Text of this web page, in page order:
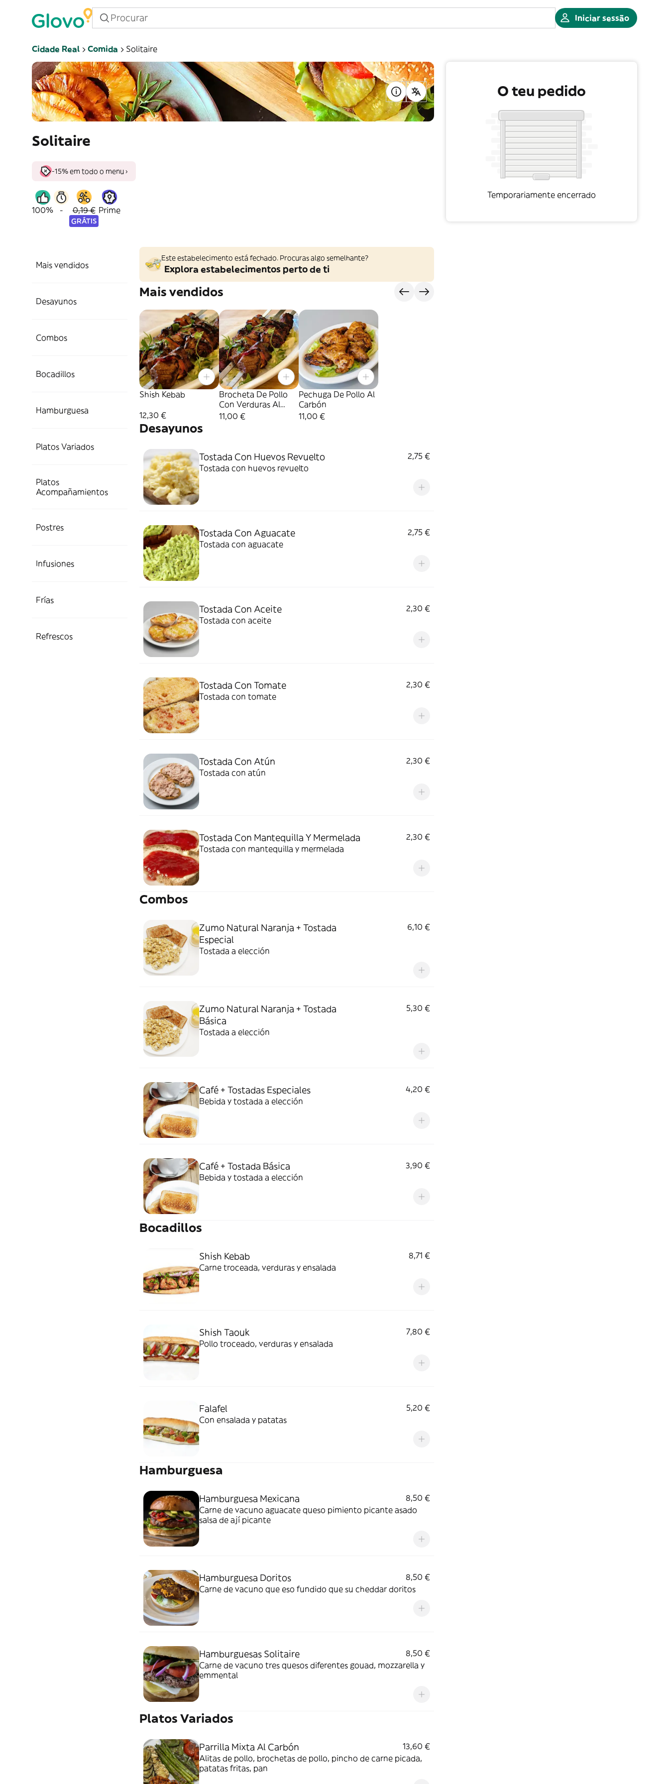
Iniciar sessão
Cidade Real Comida Solitaire
Solitaire
-15% em todo o menu ›
100% - 0,19 €
GRÁTIS
Prime
Mais vendidos
Desayunos
Combos
Bocadillos
Hamburguesa
Platos Variados
Platos
Acompañamientos
Postres
Infusiones
Frías
Refrescos
Este estabelecimento está fechado. Procuras algo semelhante?
Explora estabelecimentos perto de ti
Mais vendidos
Shish Kebab
12,30 €
Brocheta De Pollo
Con Verduras Al
Carbón
11,00 €
Pechuga De Pollo Al
Carbón
11,00 €
Desayunos
Tostada Con Huevos Revuelto
2,75 €
Tostada con huevos revuelto
Tostada Con Aguacate
2,75 €
Tostada con aguacate
Tostada Con Aceite
2,30 €
Tostada con aceite
Tostada Con Tomate
2,30 €
Tostada con tomate
Tostada Con Atún
2,30 €
Tostada con atún
Tostada Con Mantequilla Y Mermelada
2,30 €
Tostada con mantequilla y mermelada
Combos
Zumo Natural Naranja + Tostada
Especial
6,10 €
Tostada a elección
Zumo Natural Naranja + Tostada
Básica
5,30 €
Tostada a elección
Café + Tostadas Especiales
4,20 €
Bebida y tostada a elección
Café + Tostada Básica
3,90 €
Bebida y tostada a elección
Bocadillos
Shish Kebab
8,71 €
Carne troceada, verduras y ensalada
Shish Taouk
7,80 €
Pollo troceado, verduras y ensalada
Falafel
5,20 €
Con ensalada y patatas
Hamburguesa
Hamburguesa Mexicana
8,50 €
Carne de vacuno aguacate queso pimiento picante asado
salsa de ají picante
Hamburguesa Doritos
8,50 €
Carne de vacuno que eso fundido que su cheddar doritos
Hamburguesas Solitaire
8,50 €
Carne de vacuno tres quesos diferentes gouad, mozzarella y
emmental
Platos Variados
Parrilla Mixta Al Carbón
13,60 €
Alitas de pollo, brochetas de pollo, pincho de carne picada,
patatas fritas, pan
O teu pedido
Temporariamente encerrado